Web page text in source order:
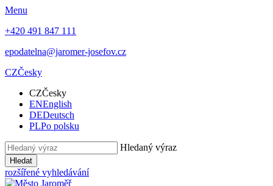
Menu
+420 491 847 111
epodatelna@jaromer-josefov.cz
CZČesky
CZČesky
ENEnglish
DEDeutsch
PLPo polsku
Hledaný výraz
Hledat
rozšířené vyhledávání